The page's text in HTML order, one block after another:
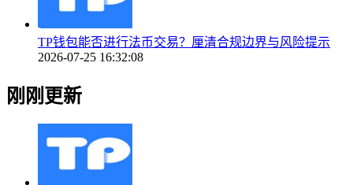
TP钱包能否进行法币交易？厘清合规边界与风险提示
2026-07-25 16:32:08
刚刚更新